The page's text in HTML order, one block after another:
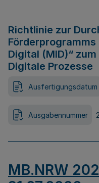
Richtlinie zur
Digital (MID)“
Digitale Prozesse
Ausfertigungsdatum
Ausgabennummer
MB.NRW